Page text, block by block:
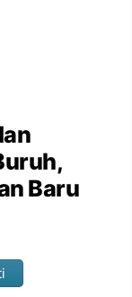
Baru